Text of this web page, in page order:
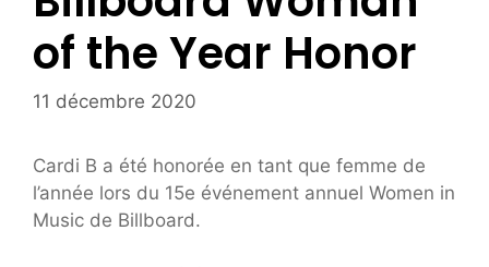
of the Year Honor
11 décembre 2020
Cardi B a été honorée en tant que femme de
l’année lors du 15e événement annuel Women in
Music de Billboard.